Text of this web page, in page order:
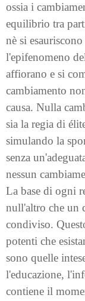
ossia i
equilibrio tra
nè si
l'epifenomeno
affiorano e si
cambiamento
causa. Nulla
sia la regia di
simulando la
senza
nessun
La base di ogni
null'altro che un
condiviso.
potenti che
sono quelle
l'educazione,
contiene il